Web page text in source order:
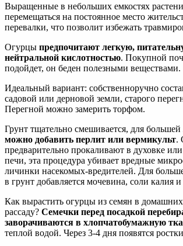
Выращенные в небольших емкостях
перемещаться на постоянное место
перевалки, что позволит избежать
Огурцы предпочитают легкую,
нейтральной кислотностью. Покупной
подойдет, он беден полезными веществами.
Идеальный вариант: собственноручно
садовой или дерновой земли, старого
Перегной можно замерить торфом.
Грунт тщательно смешивается, для большей
можно добавить перлит или вермикульт.
предварительно прокаливают в духовке
печи, эта процедура убивает вредные
личинки насекомых-вредителей. Для
в грунт добавляется мочевина, соли калия
Как вырастить огурцы из семян в
рассаду? Семечки перед посадкой
заворачиваются в хлопчатобумажную
теплой водой. Через 3-4 дня появятся